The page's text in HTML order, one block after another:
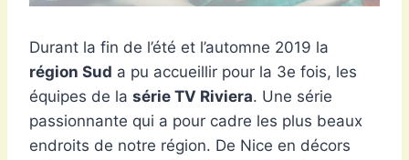
Durant la fin de l’été et l’automne 2019 la
région Sud a pu accueillir pour la 3e fois, les
équipes de la série TV Riviera. Une série
passionnante qui a pour cadre les plus beaux
endroits de notre région. De Nice en décors